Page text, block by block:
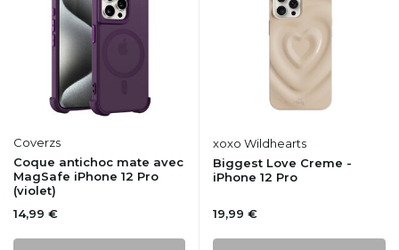
Coverzs
Coque antichoc mate avec
MagSafe iPhone 12 Pro
(violet)
14,99 €
xoxo Wildhearts
Biggest Love Creme -
iPhone 12 Pro
19,99 €